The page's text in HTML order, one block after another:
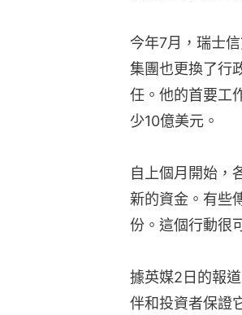
今年7月，瑞士
集團也更換了行
任。他的首要工
少10億美元。
自上個月開始，
新的資金。有些
份。這個行動很
據英媒2日的報
伴和投資者保證